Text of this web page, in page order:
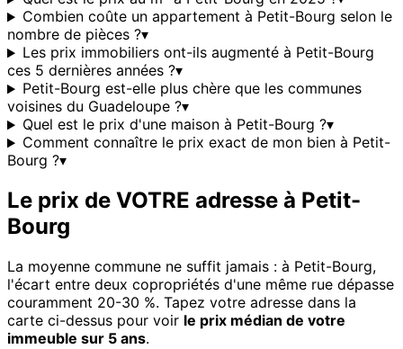
Combien coûte un appartement à Petit-Bourg selon le
nombre de pièces ?▾
Les prix immobiliers ont-ils augmenté à Petit-Bourg
ces 5 dernières années ?▾
Petit-Bourg est-elle plus chère que les communes
voisines du Guadeloupe ?▾
Quel est le prix d'une maison à Petit-Bourg ?▾
Comment connaître le prix exact de mon bien à Petit-
Bourg ?▾
Le prix de VOTRE adresse à Petit-
Bourg
La moyenne commune ne suffit jamais : à Petit-Bourg,
l'écart entre deux copropriétés d'une même rue dépasse
couramment 20-30 %. Tapez votre adresse dans la
carte ci-dessus pour voir le prix médian de votre
immeuble sur 5 ans.